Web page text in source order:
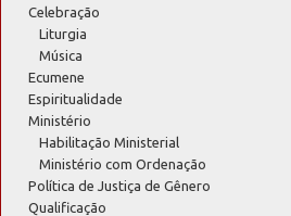
Celebração
Liturgia
Música
Ecumene
Espiritualidade
Ministério
Habilitação Ministerial
Ministério com Ordenação
Política de Justiça de Gênero
Qualificação